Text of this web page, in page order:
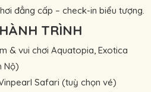
đẳng cấp – check-in biểu tượng.
TRÌNH
& vui chơi Aquatopia, Exotica
Nộ)
Safari (tuỳ chọn vé)